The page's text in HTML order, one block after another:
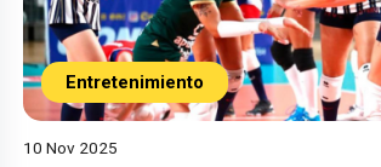
Entretenimiento
10 Nov 2025